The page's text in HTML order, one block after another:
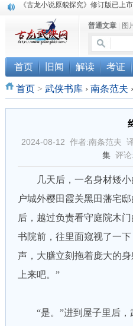
“武侠书库”查缺补漏活动圆满结束
普通文章| 图
首页 旧闻 解读 考证
首页> 武侠书库 › 南条范夫 ›
2024-08-12 作者:南条范夫
集评论:
几天后，一名身材矮小
户城外樱田霞关黑田藩宅
后，越过负责看守庭院木
书院前，往里面窥视了一
声，大膳立刻拖着庞大的身
上来吧。”
“是。”进到屋子里后，